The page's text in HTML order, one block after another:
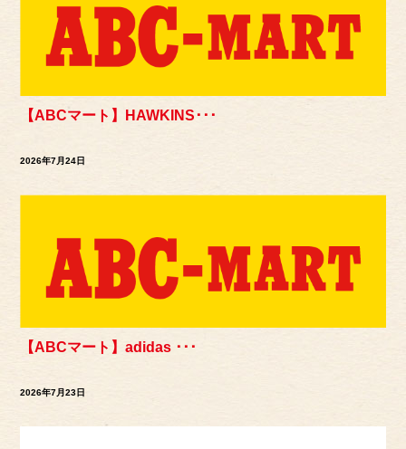
【ABCマート】HAWKINS･･･
2026年7月24日
【ABCマート】adidas ･･･
2026年7月23日